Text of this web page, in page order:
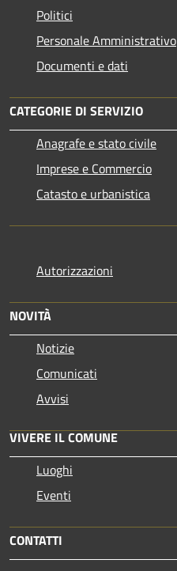
Politici
Personale Amministrativo
Documenti e dati
CATEGORIE DI SERVIZIO
Anagrafe e stato civile
Imprese e Commercio
Catasto e urbanistica
Autorizzazioni
NOVITÀ
Notizie
Comunicati
Avvisi
VIVERE IL COMUNE
Luoghi
Eventi
CONTATTI